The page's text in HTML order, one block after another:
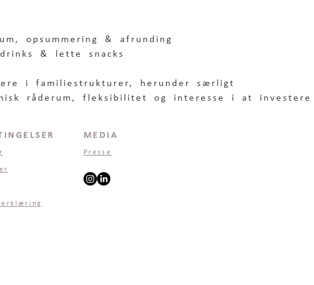
opsummering & afrunding
& lette snacks
i familiestrukturer, herunder særligt
råderum, fleksibilitet og interesse i at investere
MEDIA
Presse